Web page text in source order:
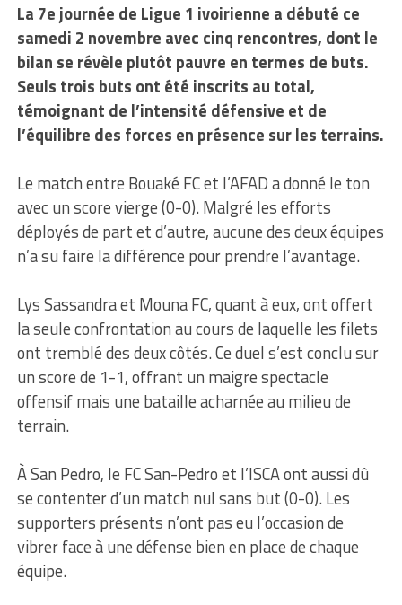
La 7e journée de Ligue 1 ivoirienne a débuté ce
samedi 2 novembre avec cinq rencontres, dont le
bilan se révèle plutôt pauvre en termes de buts.
Seuls trois buts ont été inscrits au total,
témoignant de l’intensité défensive et de
l’équilibre des forces en présence sur les terrains.
Le match entre Bouaké FC et l’AFAD a donné le ton
avec un score vierge (0-0). Malgré les efforts
déployés de part et d’autre, aucune des deux équipes
n’a su faire la différence pour prendre l’avantage.
Lys Sassandra et Mouna FC, quant à eux, ont offert
la seule confrontation au cours de laquelle les filets
ont tremblé des deux côtés. Ce duel s’est conclu sur
un score de 1-1, offrant un maigre spectacle
offensif mais une bataille acharnée au milieu de
terrain.
À San Pedro, le FC San-Pedro et l’ISCA ont aussi dû
se contenter d’un match nul sans but (0-0). Les
supporters présents n’ont pas eu l’occasion de
vibrer face à une défense bien en place de chaque
équipe.